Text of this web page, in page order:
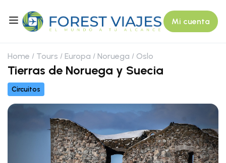
Mi cuenta
Home Tours Europa Noruega Oslo
Tierras de Noruega y Suecia
Circuitos